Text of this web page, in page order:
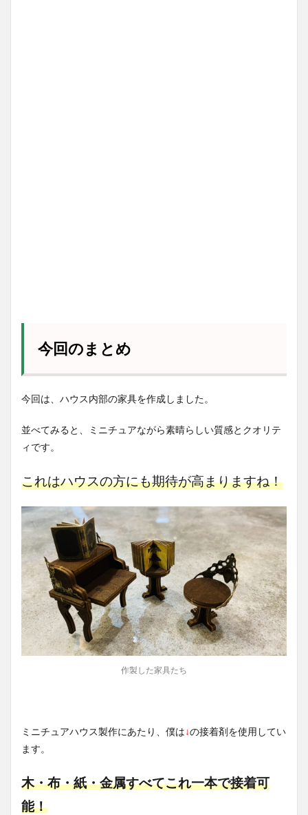
今回のまとめ
今回は、ハウス内部の家具を作成しました。
並べてみると、ミニチュアながら素晴らしい質感とクオリテ
ィです。
これはハウスの方にも期待が高まりますね！
作製した家具たち
ミニチュアハウス製作にあたり、僕は↓の接着剤を使用してい
ます。
木・布・紙・金属すべてこれ一本で接着可
能！